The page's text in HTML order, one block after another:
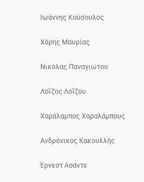
Ιωάννης Κούσουλος
Χάρης Μαυρίας
Νικόλας Παναγιώτου
Λοΐζος Λοΐζου
Χαράλαμπος Χαραλάμπους
Ανδρόνικος Κακουλλής
Έρνεστ Ασάντε